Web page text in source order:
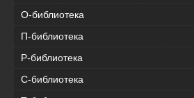
О-библиотека
П-библиотека
Р-библиотека
С-библиотека